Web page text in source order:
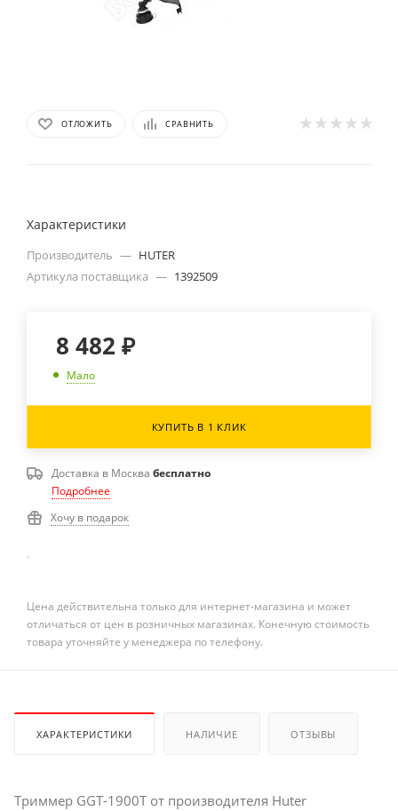
ОТЛОЖИТЬ СРАВНИТЬ
Характеристики
Производитель — HUTER
Артикула поставщика — 1392509
8 482 ₽
Мало
КУПИТЬ В 1 КЛИК
Доставка в Москва бесплатно
Подробнее
Хочу в подарок
Цена действительна только для интернет-магазина и может
отличаться от цен в розничных магазинах. Конечную стоимость
товара уточняйте у менеджера по телефону.
ХАРАКТЕРИСТИКИ НАЛИЧИЕ ОТЗЫВЫ
Триммер GGT-1900T от производителя Huter